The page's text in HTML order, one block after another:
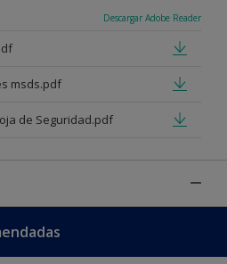
Descargar Adobe Reader
msds.pdf
de Seguridad.pdf